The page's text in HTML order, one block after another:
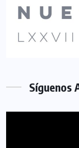
Síguenos